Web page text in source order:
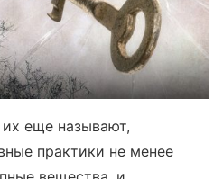
еще называют,
практики не менее